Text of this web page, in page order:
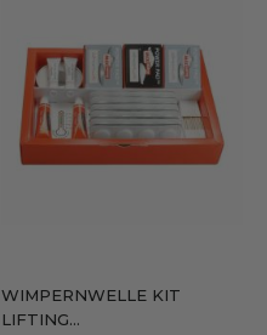
WIMPERNWELLE KIT
LIFTING...